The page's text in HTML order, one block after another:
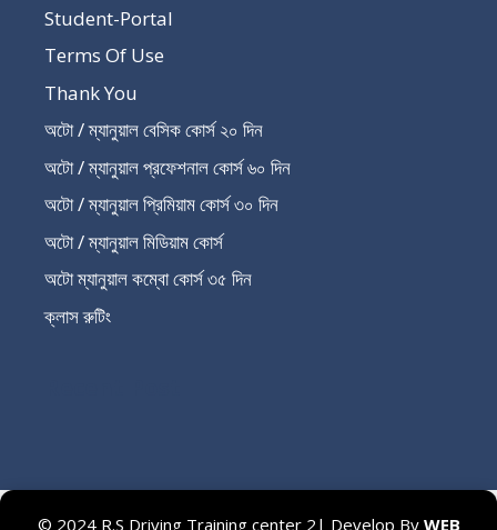
Student-Portal
Terms Of Use
Thank You
অটো / ম্যানুয়াল বেসিক কোর্স ২০ দিন
অটো / ম্যানুয়াল প্রফেশনাল কোর্স ৬০ দিন
অটো / ম্যানুয়াল প্রিমিয়াম কোর্স ৩০ দিন
অটো / ম্যানুয়াল মিডিয়াম কোর্স
অটো ম্যানুয়াল কম্বো কোর্স ৩৫ দিন
ক্লাস রুটিং
© 2024 R.S Driving Training center 2| Develop By WEB